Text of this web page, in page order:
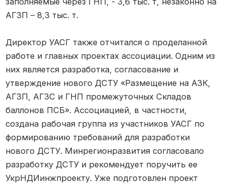
АГЗП – 8,3 тыс. т.
Директор УАСГ также отчитался о проделанной
работе и главных проектах ассоциации. Одним из
них является разработка, согласование и
утверждение нового ДСТУ «Размещение на АЗК,
АГЗП, АГЗС и ГНП промежуточных Складов
баллонов ПСБ». Ассоциацией, в частности,
создана рабочая группа из участников УАСГ по
формированию требований для разработки
нового ДСТУ. Минрегионразвития согласовало
разработку ДСТУ и рекомендует поручить ее
УкрНДИинжпроекту. Уже подготовлен проект